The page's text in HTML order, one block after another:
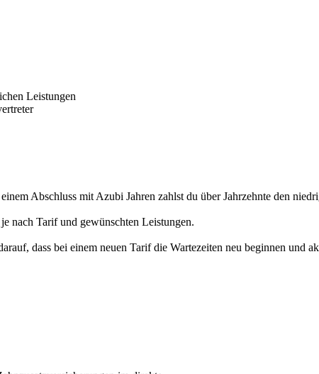
Leistungen
Abschluss mit Azubi Jahren zahlst du über Jahrzehnte den
nach Tarif und gewünschten Leistungen.
dass bei einem neuen Tarif die Wartezeiten neu beginnen und